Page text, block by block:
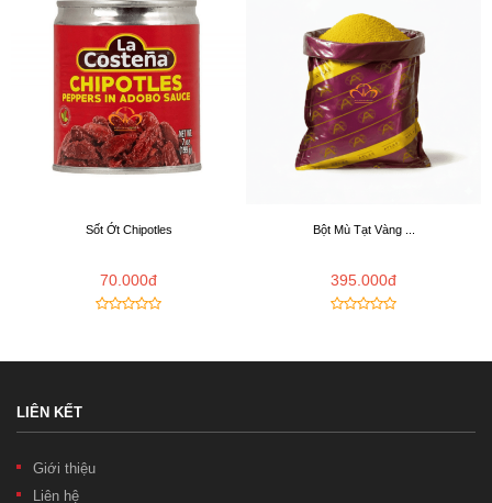
Sốt Ớt Chipotles
70.000đ
Bột Mù Tạt Vàng ...
395.000đ
LIÊN KẾT
Giới thiệu
Liên hệ